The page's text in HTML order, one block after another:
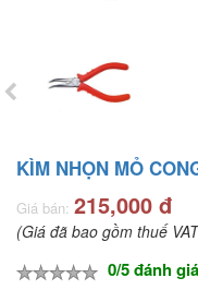
KÌM NHỌN MỎ
Giá bán: 215,000 đ
(Giá đã bao gồm thuế
0/5 đánh giá